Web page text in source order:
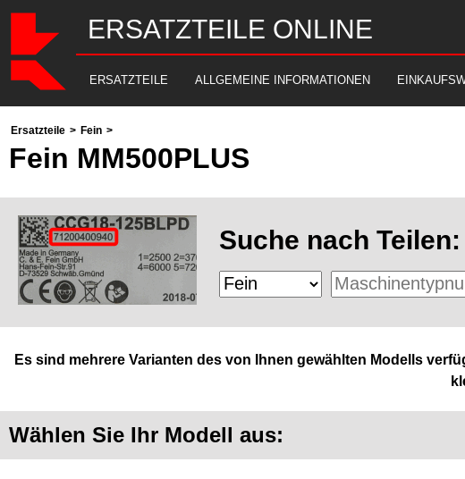
ERSATZTEILE ONLINE
ERSATZTEILE ALLGEMEINE INFORMATIONEN
Ersatzteile > Fein >
Fein MM500PLUS
Suche nach Teilen:
Es sind mehrere Varianten des von Ihnen gewählten Modells
Wählen Sie Ihr Modell aus: